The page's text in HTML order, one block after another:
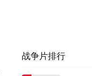
战争片排行